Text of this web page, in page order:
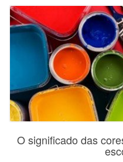
O significado das